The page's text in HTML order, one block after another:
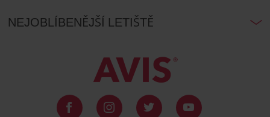
NEJOBLÍBENĚJŠÍ LETIŠTĚ